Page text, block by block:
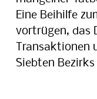
Eine Beihilfe
vortrügen, das
Transaktionen
Siebten